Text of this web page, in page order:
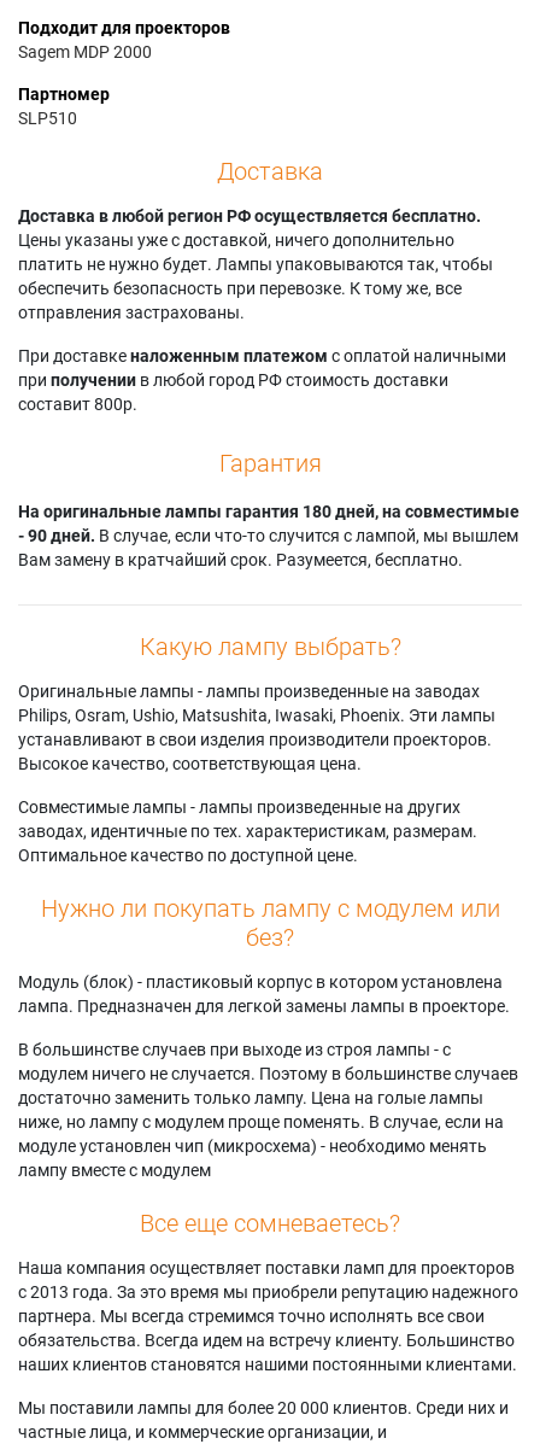
Подходит для проекторов
Sagem MDP 2000
Партномер
SLP510
Доставка
Доставка в любой регион РФ осуществляется бесплатно.
Цены указаны уже с доставкой, ничего дополнительно
платить не нужно будет. Лампы упаковываются так, чтобы
обеспечить безопасность при перевозке. К тому же, все
отправления застрахованы.
При доставкеналоженным платежом с оплатой наличными
при получении в любой город РФ стоимость доставки
составит 800р.
Гарантия
На оригинальные лампы гарантия 180 дней, на совместимые
- 90 дней. В случае, если что-то случится с лампой, мы вышлем
Вам замену в кратчайший срок. Разумеется, бесплатно.
Какую лампу выбрать?
Оригинальные лампы - лампы произведенные на заводах
Philips, Osram, Ushio, Matsushita, Iwasaki, Phoenix. Эти лампы
устанавливают в свои изделия производители проекторов.
Высокое качество, соответствующая цена.
Совместимые лампы - лампы произведенные на других
заводах, идентичные по тех. характеристикам, размерам.
Оптимальное качество по доступной цене.
Нужно ли покупать лампу с модулем или
без?
Модуль (блок) - пластиковый корпус в котором установлена
лампа. Предназначен для легкой замены лампы в проекторе.
В большинстве случаев при выходе из строя лампы - с
модулем ничего не случается. Поэтому в большинстве случаев
достаточно заменить только лампу. Цена на голые лампы
ниже, но лампу с модулем проще поменять. В случае, если на
модуле установлен чип (микросхема) - необходимо менять
лампу вместе с модулем
Все еще сомневаетесь?
Наша компания осуществляет поставки ламп для проекторов
с 2013 года. За это время мы приобрели репутацию надежного
партнера. Мы всегда стремимся точно исполнять все свои
обязательства. Всегда идем на встречу клиенту. Большинство
наших клиентов становятся нашими постоянными клиентами.
Мы поставили лампы для более 20 000 клиентов. Среди них и
частные лица, и коммерческие организации, и